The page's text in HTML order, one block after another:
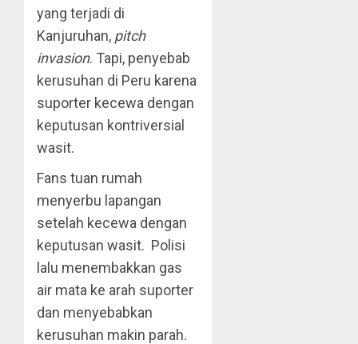
yang terjadi di
Kanjuruhan, pitch
invasion. Tapi, penyebab
kerusuhan di Peru karena
suporter kecewa dengan
keputusan kontriversial
wasit.
Fans tuan rumah
menyerbu lapangan
setelah kecewa dengan
keputusan wasit. Polisi
lalu menembakkan gas
air mata ke arah suporter
dan menyebabkan
kerusuhan makin parah.